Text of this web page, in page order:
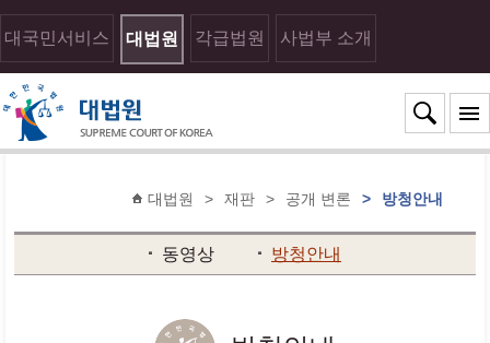
대국민서비스 대법원 각급법원 사법부 소개
대법원 > 재판 > 공개 변론 > 방청안내
동영상 방청안내